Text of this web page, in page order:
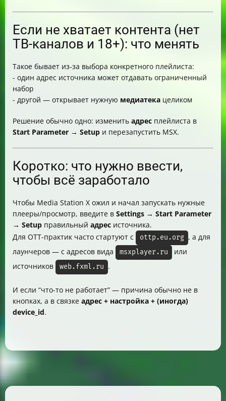
Если не хватает контента (нет
ТВ-каналов и 18+): что менять
Такое бывает из‑за выбора конкретного плейлиста:
- один адрес источника может отдавать ограниченный
набор
- другой — открывает нужную медиатека целиком
Решение обычно одно: изменить адрес плейлиста в
Start Parameter → Setup и перезапустить MSX.
Коротко: что нужно ввести,
чтобы всё заработало
Чтобы Media Station X ожил и начал запускать нужные
плееры/просмотр, введите в Settings → Start Parameter
→ Setup правильный адрес источника.
Для OTT-практик часто стартуют с
ottp.eu.org , а для
лаунчеров — с адресов вида
msxplayer.ru
или
источников
web.fxml.ru .
И если “что-то не работает” — причина обычно не в
кнопках, а в связке адрес + настройка + (иногда)
device_id.